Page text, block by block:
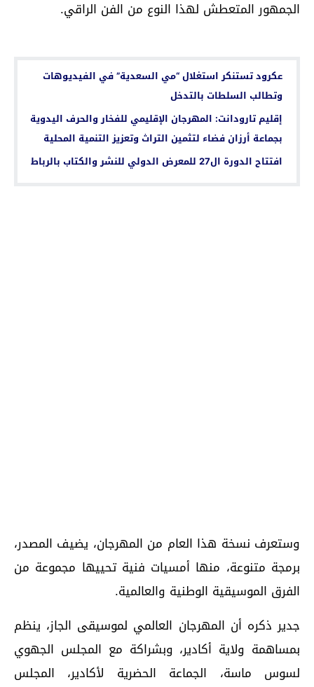
الجمهور المتعطش لهذا النوع من الفن الراقي.
عكرود تستنكر استغلال “مي السعدية” في الفيديوهات
وتطالب السلطات بالتدخل
إقليم تارودانت: المهرجان الإقليمي للفخار والحرف اليدوية
بجماعة أرزان فضاء لتثمين التراث وتعزيز التنمية المحلية
افتتاح الدورة ال27 للمعرض الدولي للنشر والكتاب بالرباط
وستعرف نسخة هذا العام من المهرجان، يضيف المصدر،
برمجة متنوعة، منها أمسيات فنية تحييها مجموعة من
الفرق الموسيقية الوطنية والعالمية.
جدير ذكره أن المهرجان العالمي لموسيقى الجاز، ينظم
بمساهمة ولاية أكادير، وبشراكة مع المجلس الجهوي
لسوس ماسة، الجماعة الحضرية لأكادير، المجلس